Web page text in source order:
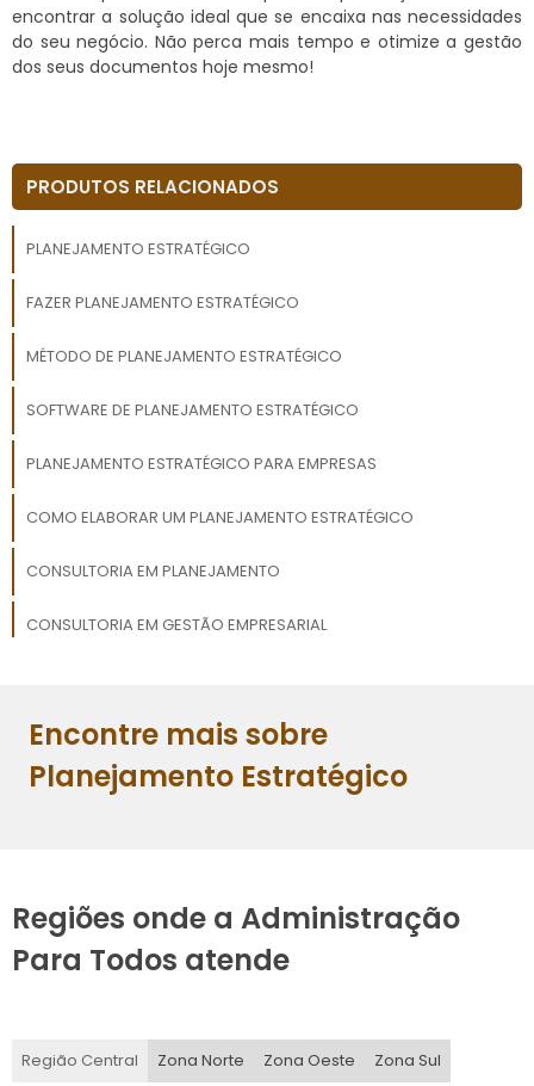
encontrar a solução ideal que se encaixa nas necessidades
do seu negócio. Não perca mais tempo e otimize a gestão
dos seus documentos hoje mesmo!
PRODUTOS RELACIONADOS
PLANEJAMENTO ESTRATÉGICO
FAZER PLANEJAMENTO ESTRATÉGICO
MÉTODO DE PLANEJAMENTO ESTRATÉGICO
SOFTWARE DE PLANEJAMENTO ESTRATÉGICO
PLANEJAMENTO ESTRATÉGICO PARA EMPRESAS
COMO ELABORAR UM PLANEJAMENTO ESTRATÉGICO
CONSULTORIA EM PLANEJAMENTO
CONSULTORIA EM GESTÃO EMPRESARIAL
SOFTWARE DE CONTROLE DE ESTOQUE
Encontre mais sobre
Planejamento Estratégico
Regiões onde a Administração
Para Todos atende
Região Central Zona Norte Zona Oeste Zona Sul